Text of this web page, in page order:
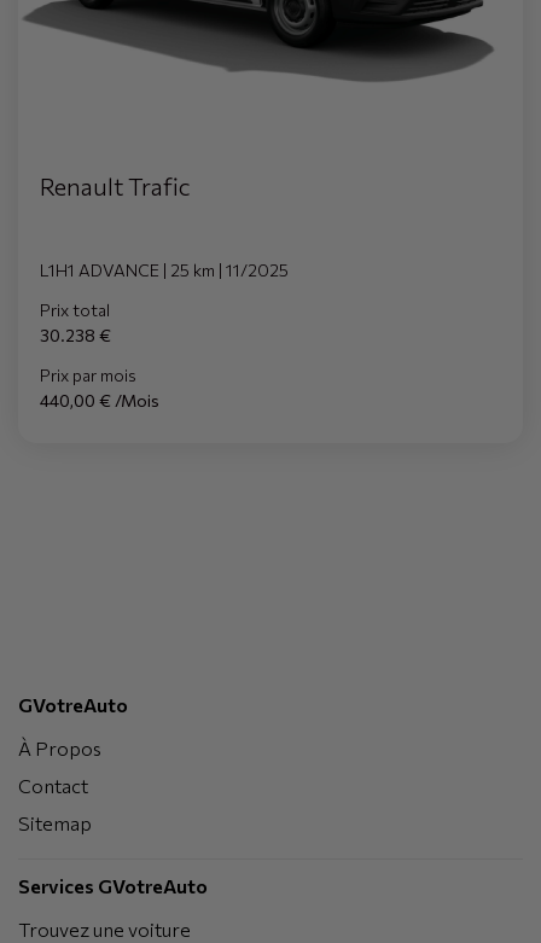
Renault Trafic
L1H1 ADVANCE | 25 km | 11/2025
Prix total
30.238 €
Prix par mois
440,00 € /Mois
GVotreAuto
À Propos
Contact
Sitemap
Services GVotreAuto
Trouvez une voiture